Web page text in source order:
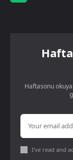
Haftasonu
I've read and